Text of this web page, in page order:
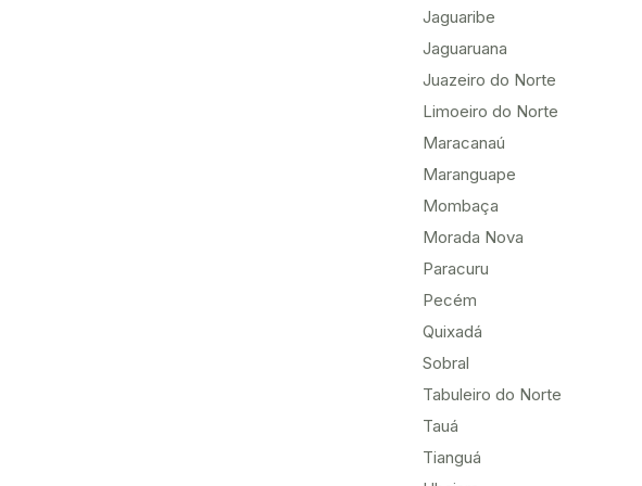
Jaguaribe
Jaguaruana
Juazeiro do Norte
Limoeiro do Norte
Maracanaú
Maranguape
Mombaça
Morada Nova
Paracuru
Pecém
Quixadá
Sobral
Tabuleiro do Norte
Tauá
Tianguá